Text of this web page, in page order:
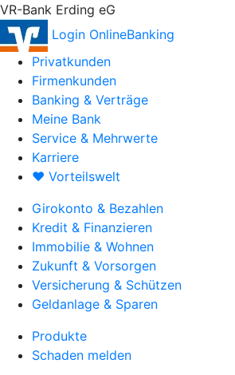
VR-Bank Erding eG
Login OnlineBanking
Privatkunden
Firmenkunden
Banking & Verträge
Meine Bank
Service & Mehrwerte
Karriere
♥ Vorteilswelt
Girokonto & Bezahlen
Kredit & Finanzieren
Immobilie & Wohnen
Zukunft & Vorsorgen
Versicherung & Schützen
Geldanlage & Sparen
Produkte
Schaden melden